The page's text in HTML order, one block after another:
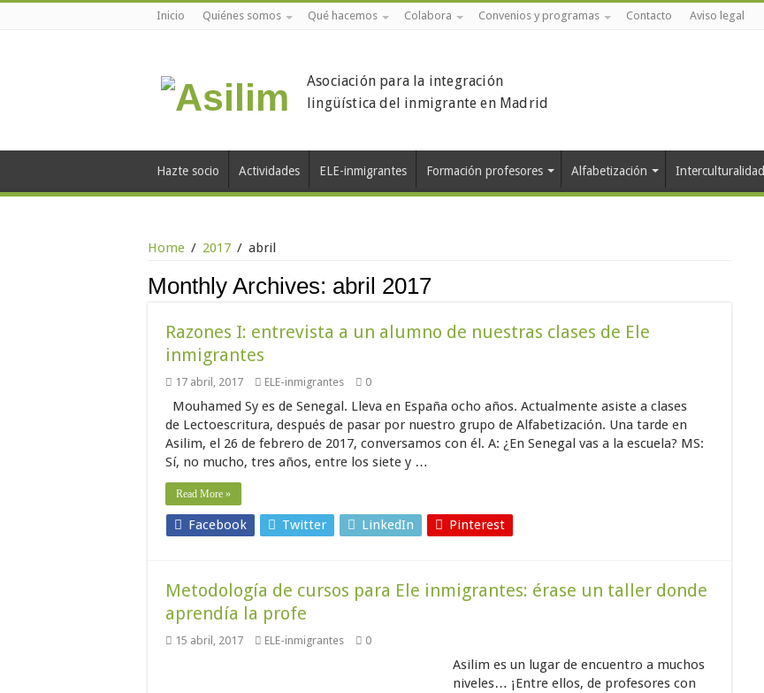
Inicio Quiénes somos Qué hacemos Colabora Convenios y programas Contacto Aviso legal
Asociación para la integración
lingüística del inmigrante en Madrid
Hazte socio Actividades ELE-inmigrantes Formación profesores Alfabetización Interculturalidad
Home / 2017 / abril
Monthly Archives: abril 2017
Razones I: entrevista a un alumno de nuestras clases de Ele
inmigrantes
17 abril, 2017 ELE-inmigrantes 0
Mouhamed Sy es de Senegal. Lleva en España ocho años. Actualmente asiste a clases
de Lectoescritura, después de pasar por nuestro grupo de Alfabetización. Una tarde en
Asilim, el 26 de febrero de 2017, conversamos con él. A: ¿En Senegal vas a la escuela? MS:
Sí, no mucho, tres años, entre los siete y …
Read More »
Facebook Twitter LinkedIn Pinterest
Metodología de cursos para Ele inmigrantes: érase un taller donde
aprendía la profe
15 abril, 2017 ELE-inmigrantes 0
Asilim es un lugar de encuentro a muchos
niveles… ¡Entre ellos, de profesores con